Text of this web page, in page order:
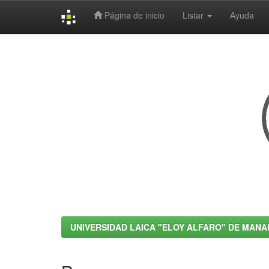
Página de inicio Listar Ayuda
UNIVERSIDAD LAICA "ELOY ALFARO" DE